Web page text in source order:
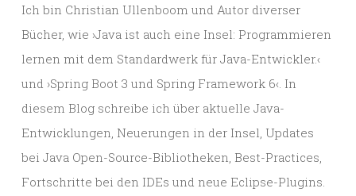
Ich bin Christian Ullenboom und Autor diverser
Bücher, wie ›Java ist auch eine Insel: Programmieren
lernen mit dem Standardwerk für Java-Entwickler.‹
und ›Spring Boot 3 und Spring Framework 6‹. In
diesem Blog schreibe ich über aktuelle Java-
Entwicklungen, Neuerungen in der Insel, Updates
bei Java Open-Source-Bibliotheken, Best-Practices,
Fortschritte bei den IDEs und neue Eclipse-Plugins.